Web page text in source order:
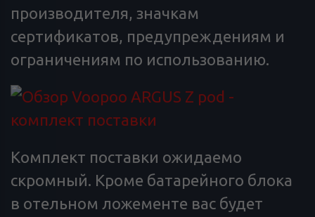
производителя, значкам
сертификатов, предупреждениям и
ограничениям по использованию.
Комплект поставки ожидаемо
скромный. Кроме батарейного блока
в отельном ложементе вас будет